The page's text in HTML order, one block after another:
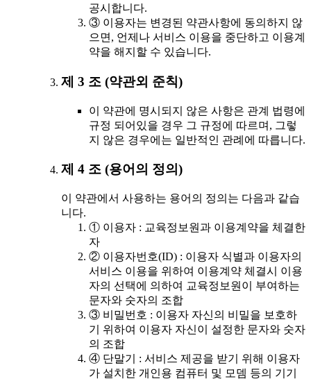
공시합니다.
③ 이용자는 변경된 약관사항에 동의하지 않
으면, 언제나 서비스 이용을 중단하고 이용계
약을 해지할 수 있습니다.
제 3 조 (약관외 준칙)
이 약관에 명시되지 않은 사항은 관계 법령에
규정 되어있을 경우 그 규정에 따르며, 그렇
지 않은 경우에는 일반적인 관례에 따릅니다.
제 4 조 (용어의 정의)
이 약관에서 사용하는 용어의 정의는 다음과 같습
니다.
① 이용자 : 교육정보원과 이용계약을 체결한
자
② 이용자번호(ID) : 이용자 식별과 이용자의
서비스 이용을 위하여 이용계약 체결시 이용
자의 선택에 의하여 교육정보원이 부여하는
문자와 숫자의 조합
③ 비밀번호 : 이용자 자신의 비밀을 보호하
기 위하여 이용자 자신이 설정한 문자와 숫자
의 조합
④ 단말기 : 서비스 제공을 받기 위해 이용자
가 설치한 개인용 컴퓨터 및 모뎀 등의 기기